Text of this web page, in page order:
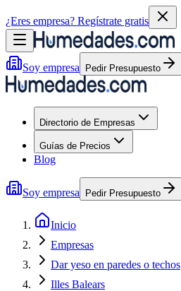
¿Eres empresa? Regístrate gratis
Soy empresa Pedir Presupuesto
Directorio de Empresas
Guías de Precios
Blog
Soy empresa Pedir Presupuesto
Inicio
Empresas
Dar yeso en paredes o techos
Illes Balears